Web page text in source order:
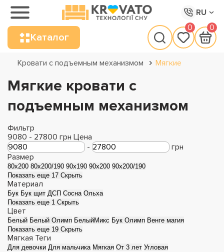
RU
Каталог
0 0
Кровати с подъемным механизмом Мягкие
Мягкие кровати с
подъемным механизмом
Фильтр
9080 - 27800 грн Цена
-
грн
Размер
80x200 80x200/190 90x190 90x200 90x200/190
Показать еще 17 Скрыть
Материал
Бук Бук щит ДСП Сосна Ольха
Показать еще 1 Скрыть
Цвет
Белый Белый Олимп БелыйМикс Бук Олимп Венге магия
Показать еще 19 Скрыть
Мягкая Теги
Для девочки Для мальчика Мягкая От 3 лет Угловая